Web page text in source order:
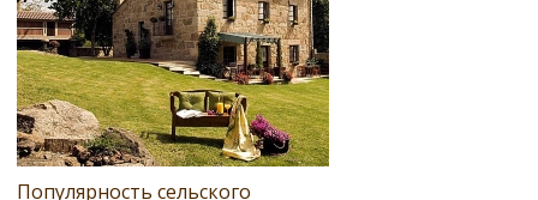
Популярность сельского